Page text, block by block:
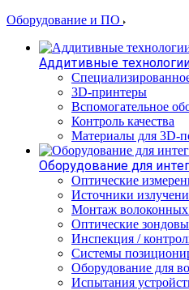
Оборудование и ПО
Аддитивные
3D-принтеры
Вспомогательное
Контроль качества
Материалы для 3D-
Оборудование для
Оптические
Источники
Монтаж
Оптические
Инспекция /
Системы
Оборудование для
Испытания